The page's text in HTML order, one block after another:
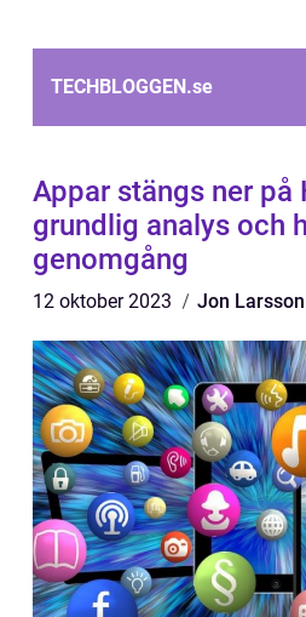
TECHBLOGGEN.se
Appar stängs ner på
grundlig analys och
genomgång
12 oktober 2023 Jon Larsson